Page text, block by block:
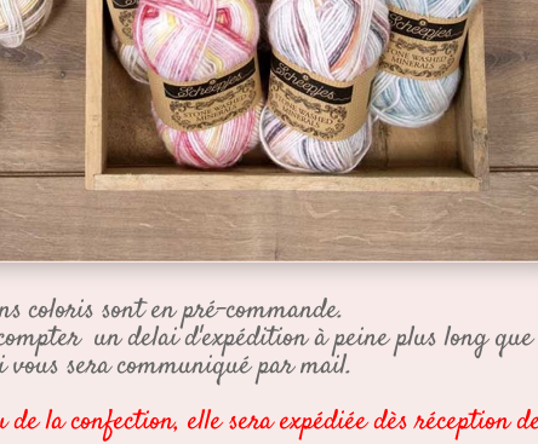
coloris sont en pré-commande.
un delai d'expédition à peine plus long que
vous sera communiqué par mail.
la confection, elle sera expédiée dès réception